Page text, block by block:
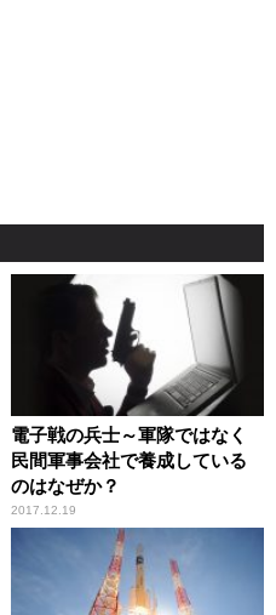
電子戦の兵士～軍隊ではなく
民間軍事会社で養成している
のはなぜか？
2017.12.19